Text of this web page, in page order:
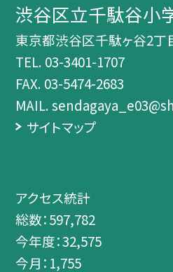
渋谷区立千駄谷小
東京都渋谷区千駄ヶ谷2丁
TEL. 03-3401-1707
FAX. 03-5474-2683
MAIL.
サイトマップ
アクセス統計
総数：597,782
今年度：32,575
今月： 1,755